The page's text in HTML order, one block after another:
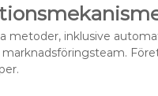
metoder, inklusive